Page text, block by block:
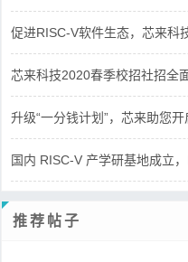
促进RISC-V软件生态，芯来科
芯来科技2020春季校招社招全
升级“一分钱计划”，芯来助您
国内 RISC-V 产学研基地成立
推荐帖子